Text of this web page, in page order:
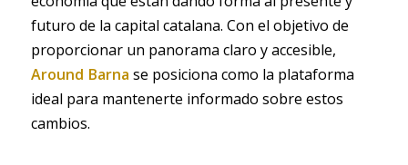
futuro de la capital catalana. Con el objetivo de
proporcionar un panorama claro y accesible,
Around Barna se posiciona como la plataforma
ideal para mantenerte informado sobre estos
cambios.